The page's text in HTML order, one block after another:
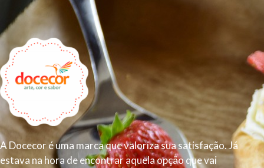
A Docecor é uma marca que valoriza sua satisfação. Já
estava na hora de encontrar aquela opção que vai